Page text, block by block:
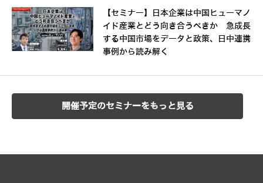
【セミナー】日本企業は中国ヒューマノ
イド産業とどう向き合うべきか 急成長
する中国市場をデータと政策、日中連携
事例から読み解く
開催予定のセミナーをもっと見る